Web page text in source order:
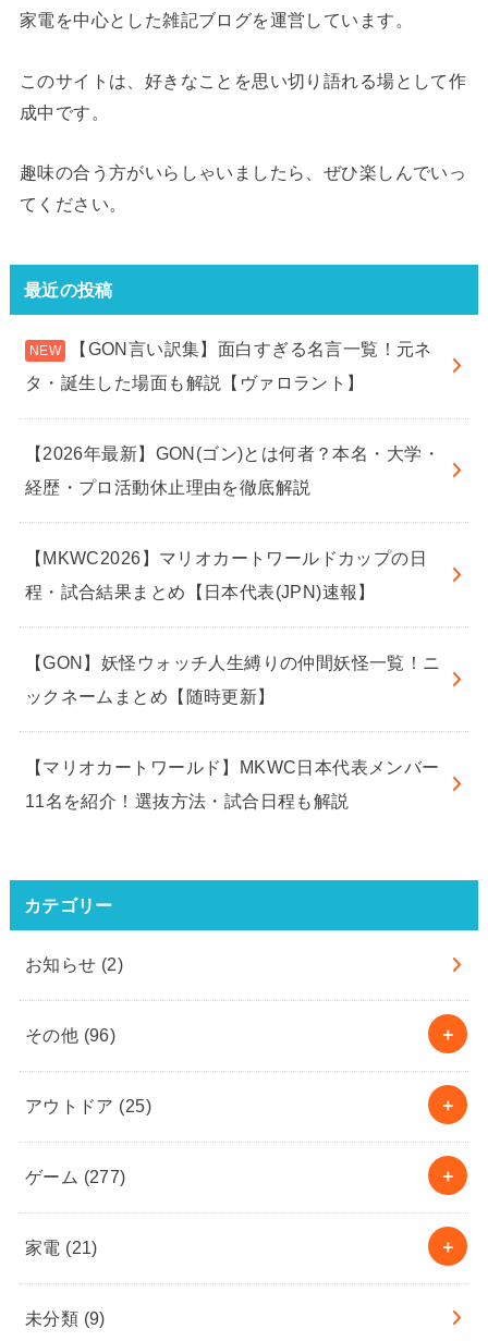
家電を中心とした雑記ブログを運営しています。
このサイトは、好きなことを思い切り語れる場として作
成中です。
趣味の合う方がいらしゃいましたら、ぜひ楽しんでいっ
てください。
最近の投稿
【GON言い訳集】面白すぎる名言一覧！元ネ
タ・誕生した場面も解説【ヴァロラント】
【2026年最新】GON(ゴン)とは何者？本名・大学・
経歴・プロ活動休止理由を徹底解説
【MKWC2026】マリオカートワールドカップの日
程・試合結果まとめ【日本代表(JPN)速報】
【GON】妖怪ウォッチ人生縛りの仲間妖怪一覧！ニ
ックネームまとめ【随時更新】
【マリオカートワールド】MKWC日本代表メンバー
11名を紹介！選抜方法・試合日程も解説
カテゴリー
お知らせ (2)
その他 (96)
アウトドア (25)
ゲーム (277)
家電 (21)
未分類 (9)